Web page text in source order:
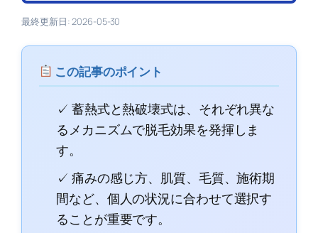
最終更新日: 2026-05-30
この記事のポイント
✓ 蓄熱式と熱破壊式は、それぞれ異な
るメカニズムで脱毛効果を発揮しま
す。
✓ 痛みの感じ方、肌質、毛質、施術期
間など、個人の状況に合わせて選択す
ることが重要です。